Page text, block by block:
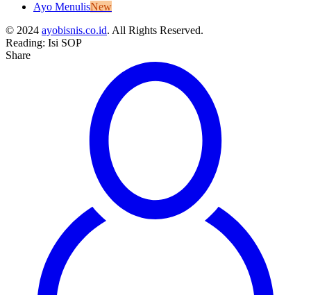
Ayo MenulisNew
© 2024 ayobisnis.co.id. All Rights Reserved.
Reading: Isi SOP
Share